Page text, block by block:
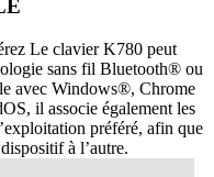
Le clavier K780 peut
sans fil Bluetooth® ou
avec Windows®, Chrome
il associe également les
préféré, afin que
à l’autre.